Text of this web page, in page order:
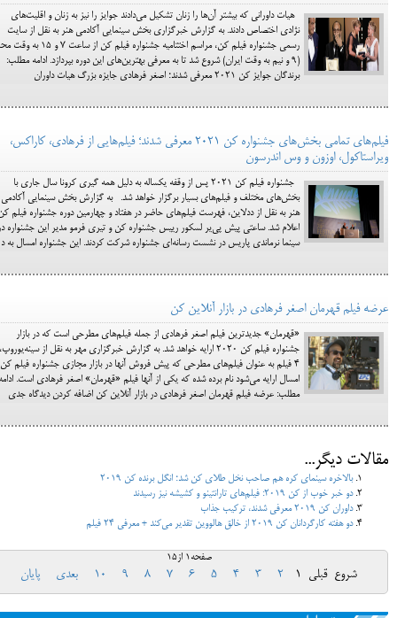
هیات داورانی که بیشتر آن‌ها را زنان تشکیل می‌دادند جوایز را نیز به زنان و اقلیت‌های
نژادی اختصاص دادند. به گزارش خبرگزاری بخش سینمایی آکادمی هنر به نقل از سایت
رسمی جشنواره فیلم کن، مراسم اختتامیه جشنواره فیلم کن از ساعت
(۹ و نیم به وقت ایران) شروع شد تا به معرفی بهترین‌های این دوره بپردازد. ادامه مطلب:
برندگان جوایز کن 2021 معرفی شدند؛ اصغر فرهادی جایزه بزرگ هیات داوران
فیلم‌های تمامی بخش‌های جشنواره کن 2021 معرفی شدند؛ فیلم‌هایی از فرهادی، کاراکس،
ویراستاکول، اوزون و وس اندرسون
جشنواره فیلم کن 2021 پس از وقفه یکساله به دلیل همه گیری کرونا سال جاری با
بخش‌های مختلف و فیلم‌های بسیار برگزار خواهد شد. به گزارش بخش سینمایی آکادمی
هنر به نقل از ددلاین، فهرست فیلم‌های حاضر در هفتاد و چهارمین دوره جشنواره فیلم
اعلام شد. ساعتی پیش پی‌یر لسکور رییس جشنواره کن و تیری فرمو مدیر این جشنواره
سینما نرماندی پاریس در نشست رسانه‌ای جشنواره شرکت کردند. این جشنواره امسال به د
عرضه فیلم قهرمان اصغر فرهادی در بازار آنلاین کن
«قهرمان» جدیدترین فیلم اصغر فرهادی از جمله فیلم‌های مطرحی است که در بازار
جشنواره فیلم کن ۲۰۲۰ ارایه خواهد شد. به گزارش خبرگزاری مهر به نقل از
۴ فیلم به عنوان فیلم‌های مطرحی که پیش فروش آنها در بازار مجازی جشنواره فیلم کن
امسال ارایه می‌شود نام برده شده که یکی از آنها فیلم «قهرمان» اصغر فرهادی است.
مطلب: عرضه فیلم قهرمان اصغر فرهادی در بازار آنلاین کن اضافه کردن دیدگاه جدی
مقالات دیگر...
بالاخره سینمای کره هم صاحب نخل طلای کن شد؛ انگل برنده کن 2019
دو خبر خوب از کن 2019: فیلم‌های تارانتینو و کشیشه نیز رسیدند
داوران کن ۲۰۱۹ معرفی شدند، ترکیب جذاب
دو هفته کارگردانان کن 2019 از خالق هالووین تقدیر می‌کند + معرفی 24 فیلم
صفحه1 از15
شروع قبلی 1
2
3
4
5
6
7
8
9
10 بعدی پایان